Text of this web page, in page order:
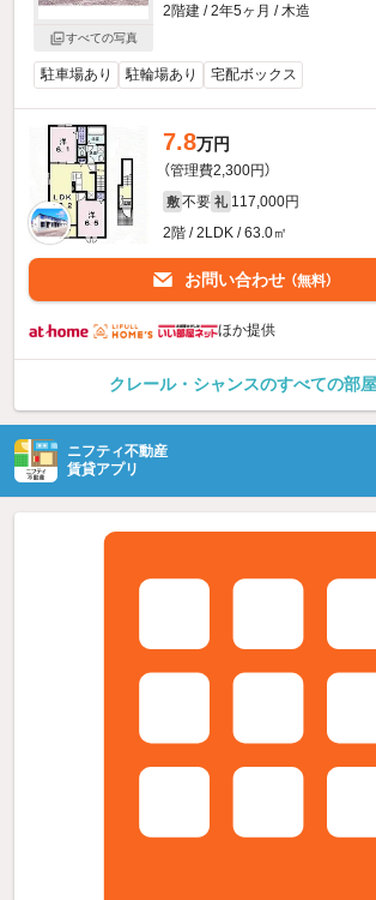
すべての写真
2階建 / 2年5ヶ月 / 木造
駐車場あり 駐輪場あり 宅配ボックス
7.8万円
（管理費2,300円）
敷 不要 礼 117,000円
2階 / 2LDK / 63.0㎡
お問い合わせ （無料）
ほか提供
クレール・シャンスのすべての部
ニフティ不動産
賃貸アプリ